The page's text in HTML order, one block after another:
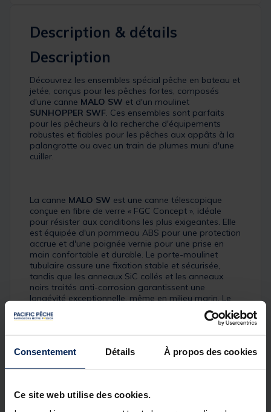
Consentement Détails À propos des cookies
Ce site web utilise des cookies.
Description & détails
Description
Découvrez les ensembles spécial pêche en bateau et
jetée, conçus pour les pêches fortes, composés
d'une canne MALO SW et d'un moulinet
SUNHOPPER SWF. Ces ensembles sont parfaits
pour les pêcheurs à la recherche d'équipements
robustes et fiables pour les pêches aux appâts à la
palangrotte ou avec un train de plumes muni d'une
cuiller.
La canne MALO SW est une canne télescopique
conçue en fibre de verre « FGC Concept », idéale
pour résister aux conditions les plus exigeantes. Elle
est équipée d'un pommeau ABS pour une protection
accrue et d'une poignée vernie pour une prise en
main confortable et durable. Le porte-moulinet
tubulaire assure une fixation stable et sécurisée,
tandis que les anneaux SiC collés et les anneaux
noirs traités anti-corrosion garantissent une
longévité exceptionnelle, même en milieu marin. Le
scion tubulaire peint assure une visibilité optimale
des touches, même dans des conditions de faible
bord ou en bateau. Il est doté d'un frein avant